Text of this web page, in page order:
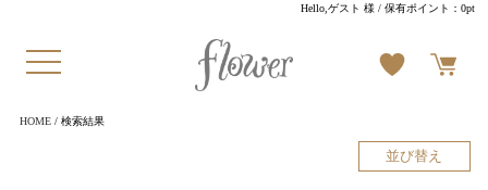
Hello,ゲスト 様 / 保有ポイント：0pt
HOME/ 検索結果
並び替え